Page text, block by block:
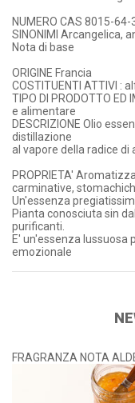
NUMERO CAS 8015-64-
SINONIMI Arcangelica,
Nota di base
ORIGINE Francia
COSTITUENTI ATTIVI :
TIPO DI PRODOTTO
e alimentare
DESCRIZIONE Olio
distillazione
al vapore della radice di
PROPRIETA'
carminative,
Un'essenza
Pianta conosciuta sin
purificanti.
E' un'essenza lussuosa
emozionale
FRAGRANZA NOTA